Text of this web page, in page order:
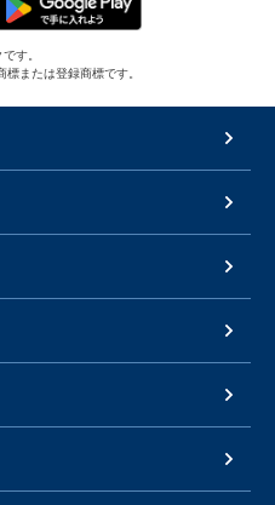
す。
または登録商標です。